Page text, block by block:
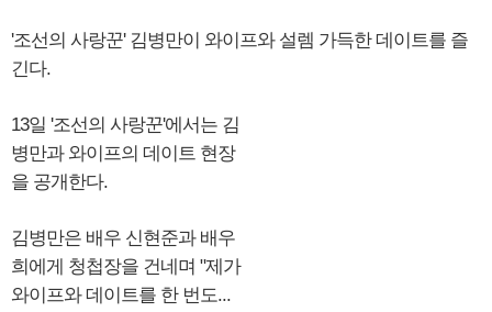
'조선의 사랑꾼' 김병만이 와이프와 설렘 가득한 데이트를 즐
긴다.
13일 '조선의 사랑꾼'에서는 김
병만과 와이프의 데이트 현장
을 공개한다.
김병만은 배우 신현준과 배우
희에게 청첩장을 건네며 "제가
와이프와 데이트를 한 번도...